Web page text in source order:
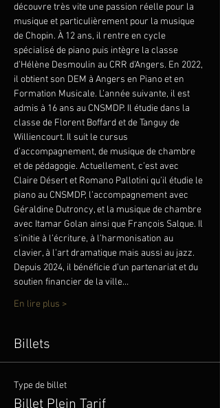
découvre très vite une passion réelle pour la
musique et particulièrement pour la musique
de Chopin. À 12 ans, il rentre en cycle
spécialisé de piano puis intègre la classe
d’Hélène Desmoulin au CRR d’Angers. En 2022,
il obtient son DEM à Angers en Piano et en
Formation Musicale. L’année suivante, il est
admis à 16 ans au CNSMDP. Il étudie dans la
classe de Florent Boffard et de Tanguy de
Williencourt. Il suit le cursus
d’accompagnement, de musique de chambre
et de pédagogie. Actuellement, c’est avec
Claire Désert et Romano Pallotini qu’il étudie le
piano au CNSMDP, l’accompagnement avec
Géraldine Dutroncy, et la musique de chambre
avec Itamar Golan ainsi que François Salque. Il
s’initie à l’écriture, à l’harmonisation au
clavier, à l’art dramatique mais aussi au jazz.
Depuis 2024, il bénéficie d’un partenariat et du
soutien financier de la ville…
En lire plus >
Billets
Type de billet
Billet Plein Tarif